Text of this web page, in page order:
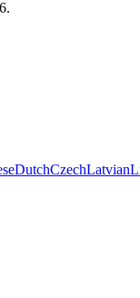
DutchCzechLatvian